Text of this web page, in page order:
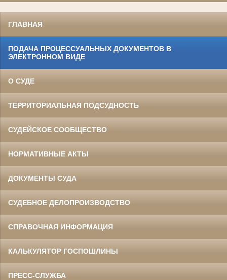
ГЛАВНАЯ
ПОДАЧА ПРОЦЕССУАЛЬНЫХ ДОКУМЕНТОВ В
ЭЛЕКТРОННОМ ВИДЕ
О СУДЕ
ТЕРРИТОРИАЛЬНАЯ ПОДСУДНОСТЬ
СУДЕЙСКОЕ СООБЩЕСТВО
НОРМАТИВНЫЕ АКТЫ
ДОКУМЕНТЫ СУДА
СУДЕБНОЕ ДЕЛОПРОИЗВОДСТВО
СПРАВОЧНАЯ ИНФОРМАЦИЯ
КАЛЬКУЛЯТОР ГОСПОШЛИНЫ
ПРЕСС-СЛУЖБА